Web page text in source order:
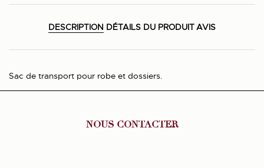
DESCRIPTION DÉTAILS DU PRODUITAVIS
Sac de transport pour robe et dossiers.
NOUS CONTACTER